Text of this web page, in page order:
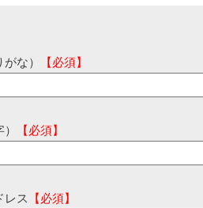
な） 【必須】
【必須】
レス 【必須】